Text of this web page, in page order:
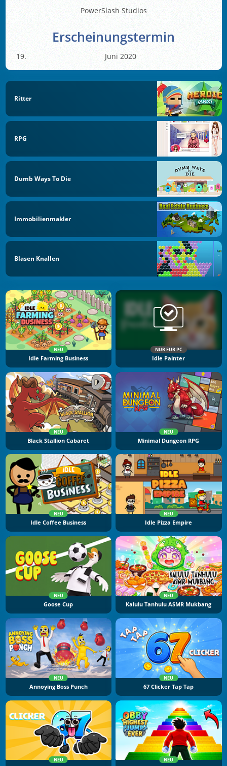
PowerSlash Studios
Erscheinungstermin
Juni 2020
Ritter
RPG
Dumb Ways To Die
Immobilienmakler
Blasen Knallen
NEU
Idle Farming Business
NÜR FÜR PC
Idle Painter
NEU
Black Stallion Cabaret
NEU
Minimal Dungeon RPG
NEU
Idle Coffee Business
NEU
Idle Pizza Empire
NEU
Goose Cup
NEU
Kalulu Tanhulu ASMR Mukbang
NEU
Annoying Boss Punch
NEU
67 Clicker Tap Tap
NEU NEU